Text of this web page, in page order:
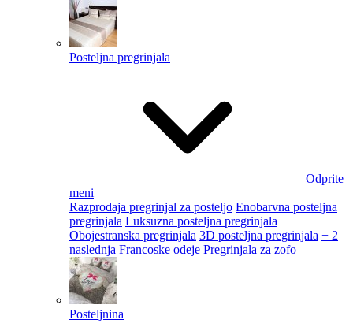
Posteljna pregrinjala
Odprite
meni
Razprodaja pregrinjal za posteljo Enobarvna posteljna
pregrinjala Luksuzna posteljna pregrinjala
Obojestranska pregrinjala 3D posteljna pregrinjala + 2
naslednja Francoske odeje Pregrinjala za zofo
Posteljnina